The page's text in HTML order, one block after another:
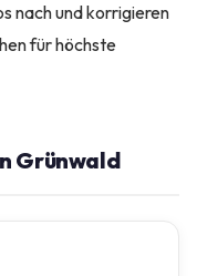
nach und korrigieren
für höchste
Grünwald